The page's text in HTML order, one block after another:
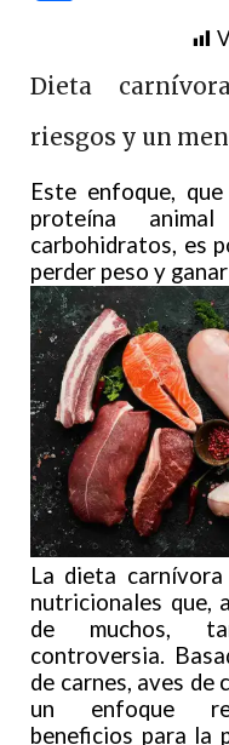
Dieta
riesgos y un
Este enfoque,
proteína
carbohidratos, es
perder peso y
La dieta
nutricionales que,
de muchos,
controversia.
de carnes, aves de
un enfoque
beneficios para la